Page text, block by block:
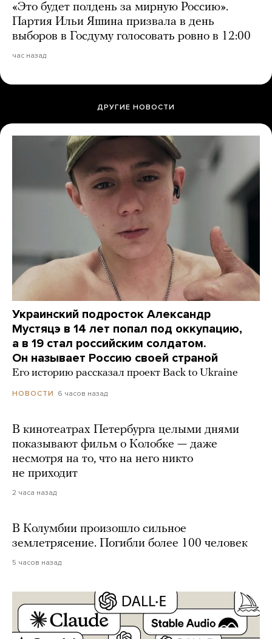
«Это будет полдень за мирную Россию».
Партия Ильи Яшина призвала в день
выборов в Госдуму голосовать ровно в 12:00
час назад
ДРУГИЕ НОВОСТИ
Украинский подросток Александр
Мустяцэ в 14 лет попал под оккупацию,
а в 19 стал российским солдатом.
Он называет Россию своей страной
Его историю рассказал проект Back to Ukraine
НОВОСТИ 6 часов назад
В кинотеатрах Петербурга целыми днями
показывают фильм о Колобке — даже
несмотря на то, что на него никто
не приходит
2 часа назад
В Колумбии произошло сильное
землетрясение. Погибли более 100 человек
5 часов назад